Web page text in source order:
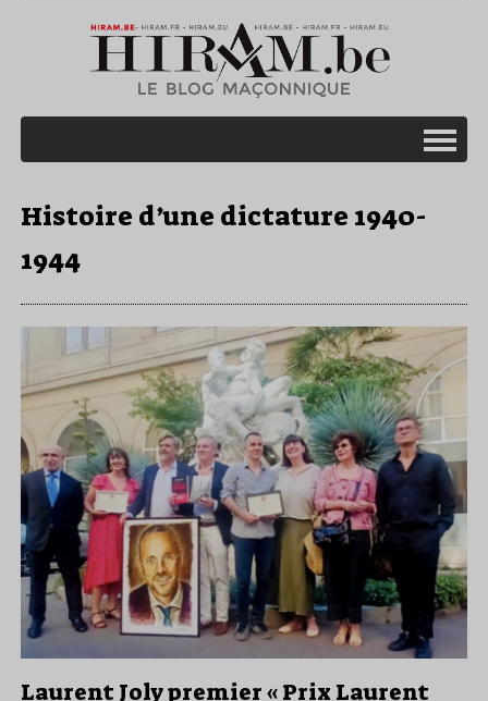
Histoire d’une dictature 1940-
1944
Laurent Joly premier « Prix Laurent